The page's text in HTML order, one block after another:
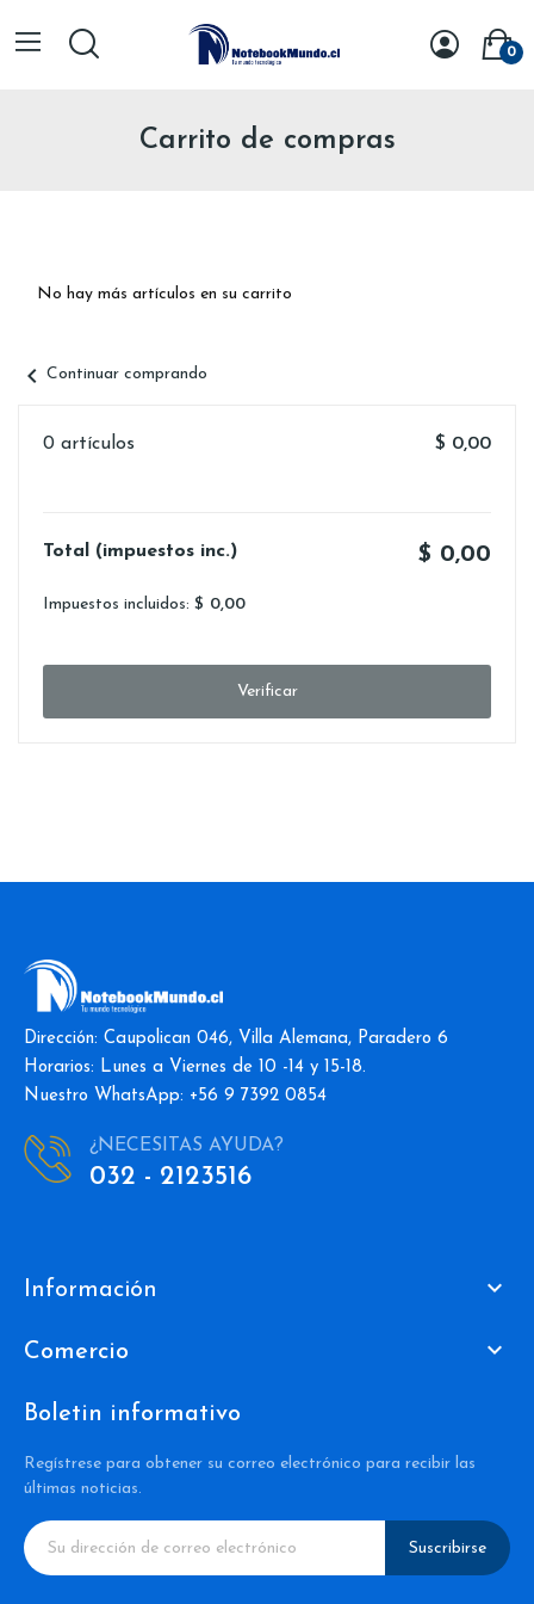
0
Carrito de compras
No hay más artículos en su carrito
chevron_left Continuar comprando
0 artículos $ 0,00
Total (impuestos inc.) $ 0,00
Impuestos incluidos: $ 0,00
Verificar
Dirección: Caupolican 046, Villa Alemana, Paradero 6
Horarios: Lunes a Viernes de 10 -14 y 15-18.
Nuestro WhatsApp: +56 9 7392 0854
¿NECESITAS AYUDA?
032 - 2123516
Información 
Comercio 
Boletin informativo
Regístrese para obtener su correo electrónico para recibir las
últimas noticias.
Suscribirse